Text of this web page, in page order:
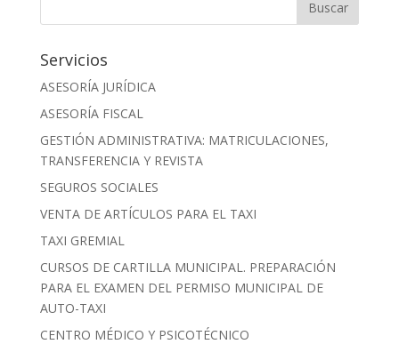
Servicios
ASESORÍA JURÍDICA
ASESORÍA FISCAL
GESTIÓN ADMINISTRATIVA: MATRICULACIONES,
TRANSFERENCIA Y REVISTA
SEGUROS SOCIALES
VENTA DE ARTÍCULOS PARA EL TAXI
TAXI GREMIAL
CURSOS DE CARTILLA MUNICIPAL. PREPARACIÓN
PARA EL EXAMEN DEL PERMISO MUNICIPAL DE
AUTO-TAXI
CENTRO MÉDICO Y PSICOTÉCNICO